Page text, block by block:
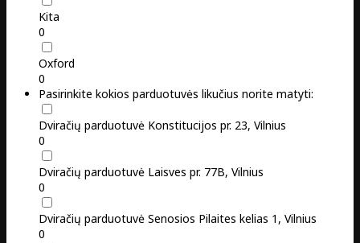
Kita
0
Oxford
0
Pasirinkite kokios parduotuvės likučius norite matyti:
Dviračių parduotuvė Konstitucijos pr. 23, Vilnius
0
Dviračių parduotuvė Laisves pr. 77B, Vilnius
0
Dviračių parduotuvė Senosios Pilaites kelias 1, Vilnius
0